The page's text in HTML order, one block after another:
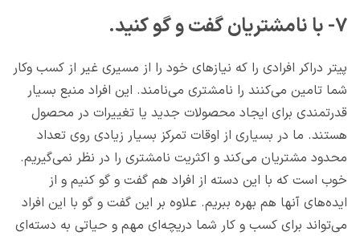
۷- با نامشتریان گفت و گو کنید.
پیتر دراکر افرادی را که نیازهای خود را از مسیری غیر از کسب وکار
شما تامین می‌کنند را نامشتری می‌نامند. این افراد منبع بسیار
قدرتمندی برای ایجاد محصولات جدید یا تغییرات در محصول
هستند. ما در بسیاری از اوقات تمرکز بسیار زیادی روی تعداد
محدود مشتریان می‌کند و اکثریت نامشتری را در نظر نمی‌گیریم.
خوب است که با این دسته از افراد هم گفت و گو کنیم و از
ایده‌های آنها هم بهره ببریم. علاوه بر این گفت و گو با این افراد
می‌تواند برای کسب و کار شما دریچه‌ای مهم و حیاتی به دسته‌ای